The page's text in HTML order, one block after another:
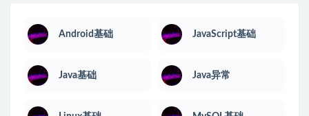
Android基础 JavaScript基础
Java基础 Java异常